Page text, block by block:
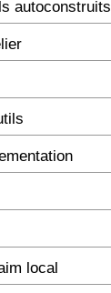
autoconstruits
local